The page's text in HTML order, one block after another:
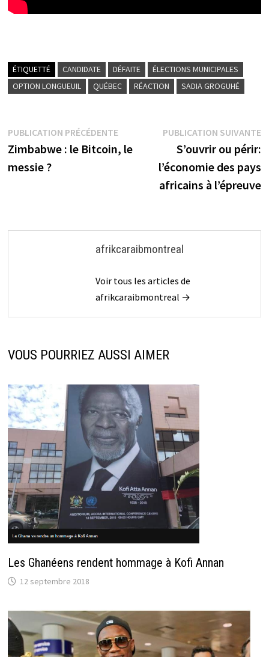
ÉTIQUETTÉ CANDIDATE DÉFAITE
ÉLECTIONS MUNICIPALES
OPTION LONGUEUIL
QUÉBEC RÉACTION SADIA GROGUHÉ
Navigation
de
PUBLICATION PRÉCÉDENTEPublication
précédente :
Zimbabwe : le Bitcoin, le
messie ?
PUBLICATION SUIVANTE
S’ouvrir ou périr:
l’économie des pays
africains à l’épreuve
afrikcaraibmontreal
Voir tous les articles de
afrikcaraibmontreal →
VOUS POURRIEZ AUSSI AIMER
Les Ghanéens rendent hommage à Kofi Annan
12 septembre 2018